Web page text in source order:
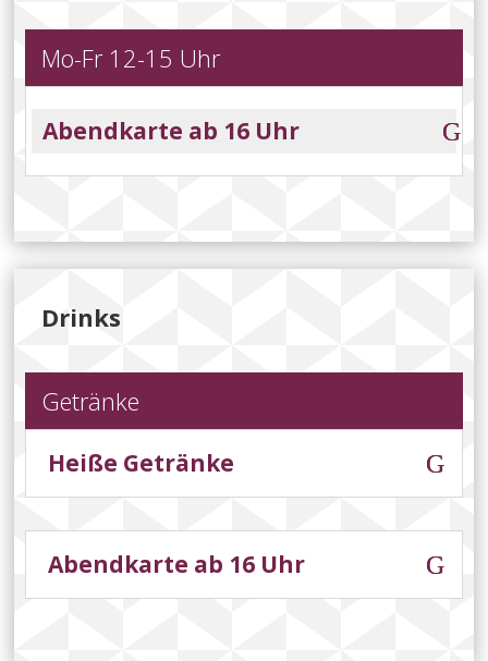
Mo-Fr 12-15 Uhr
Abendkarte ab 16 Uhr
Drinks
Getränke
Heiße Getränke
Abendkarte ab 16 Uhr